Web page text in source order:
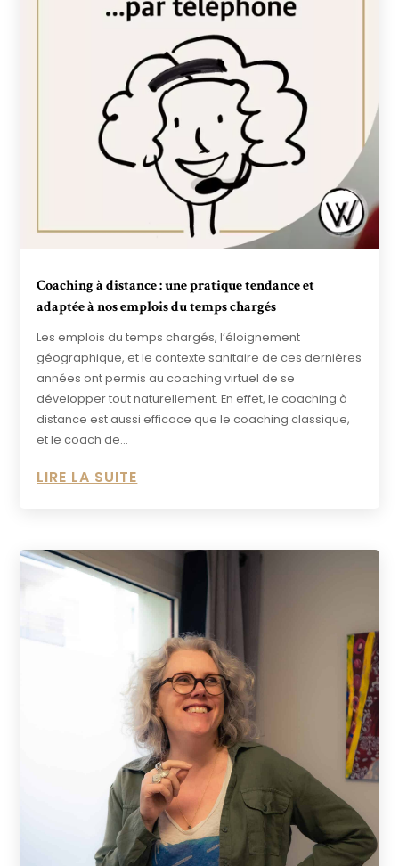
Coaching à distance : une pratique tendance et
adaptée à nos emplois du temps chargés
Les emplois du temps chargés, l’éloignement
géographique, et le contexte sanitaire de ces dernières
années ont permis au coaching virtuel de se
développer tout naturellement. En effet, le coaching à
distance est aussi efficace que le coaching classique,
et le coach de...
LIRE LA SUITE